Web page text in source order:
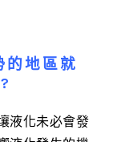
的地區就
液化未必會發